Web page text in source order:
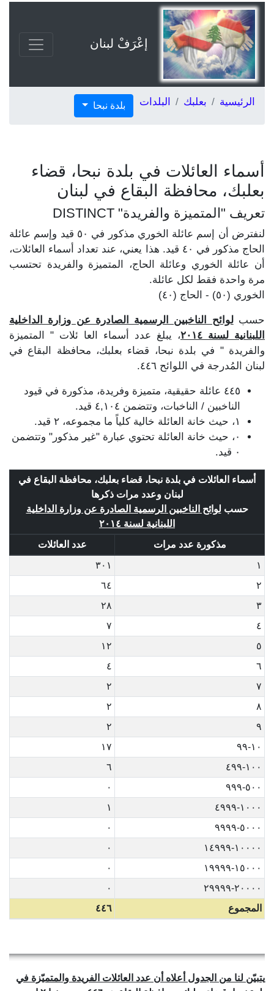
إعْرَفْ لبنان
الرئيسية بعلبك البلدات بلدة نبحا
أسماء العائلات في بلدة نبحا، قضاء
بعلبك، محافظة البقاع في لبنان
تعريف "المتميزة والفريدة" DISTINCT
لنفترض أن إسم عائلة الخوري مذكور في ٥٠ قيد وإسم عائلة
الحاج مذكور في ٤٠ قيد. هذا يعني، عند تعداد أسماء العائلات،
أن عائلة الخوري وعائلة الحاج، المتميزة والفريدة تحتسب
مرة واحدة فقط لكل عائلة.
الخوري (٥٠) - الحاج (٤٠)
حسبلوائح الناخبين الرسمية الصادرة عن وزارة الداخلية
اللبنانية لسنة ٢٠١٤
، يبلغ عدد أسماء العا ئلات " المتميزة
والفريدة " في بلدة نبحا، قضاء بعلبك، محافظة البقاع في
لبنان المُدرجة في اللوائح ٤٤٦.
٤٤٥ عائلة حقيقية، متميزة وفريدة، مذكورة في قيود
الناخبين / الناخبات، وتتضمن ٤,١٠٤ قيد.
١، حيث خانة العائلة خالية كلياً ما مجموعه، ٢ قيد.
٠، حيث خانة العائلة تحتوي عبارة "غير مذكور" وتتضمن
٠ قيد.
أسماء العائلات في بلدة نبحا، قضاء بعلبك، محافظة البقاع في
لبنان وعدد مرات ذكرها
حسب لوائح الناخبين الرسمية الصادرة عن وزارة الداخلية
اللبنانية لسنة ٢٠١٤
مذكورة عدد مرات
عدد العائلات
١
٣٠١
٢
٦٤
٣
٢٨
٤
٧
٥
١٢
٦
٤
٧
٢
٨
٢
٩
٢
١٠-٩٩
١٧
١٠٠-٤٩٩
٦
٥٠٠-٩٩٩
٠
١٠٠٠-٤٩٩٩
١
٥٠٠٠-٩٩٩٩
٠
١٠٠٠٠-١٤٩٩٩
٠
١٥٠٠٠-١٩٩٩٩
٠
٢٠٠٠٠-٢٩٩٩٩
٠
المجموع
٤٤٦
يتبيّن لنا من الجدول أعلاه أن عدد العائلات الفريدة والمتميّزة في